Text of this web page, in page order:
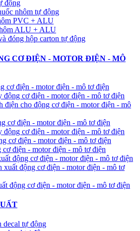
động
nhôm tự động
PVC + ALU
ALU + ALU
đóng hộp carton tự động
CƠ ĐIỆN - MOTOR ĐIỆN - MÔ
cơ điện - motor điện - mô tơ điện
động cơ điện - motor điện - mô tơ điện
điện cho động cơ điện - motor điện - mô
cơ điện - motor điện - mô tơ điện
động cơ điện - motor điện - mô tơ điện
cơ điện - motor điện - mô tơ điện
điện - motor điện - mô tơ điện
động cơ điện - motor điện - mô tơ điện
xuất động cơ điện - motor điện - mô tơ
động cơ điện - motor điện - mô tơ điện
decal tự động